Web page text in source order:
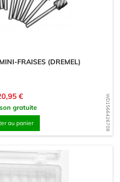
WD1566426708
FRAISES (DREMEL)
€
gratuite
au panier